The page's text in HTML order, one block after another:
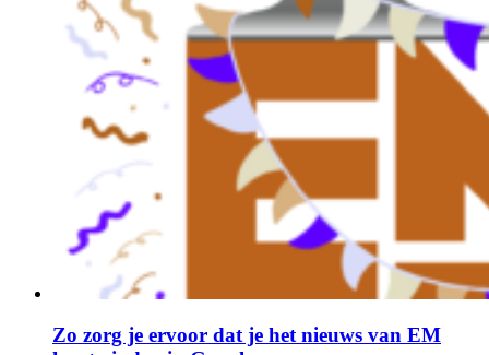
Zo zorg je ervoor dat je het nieuws van EM